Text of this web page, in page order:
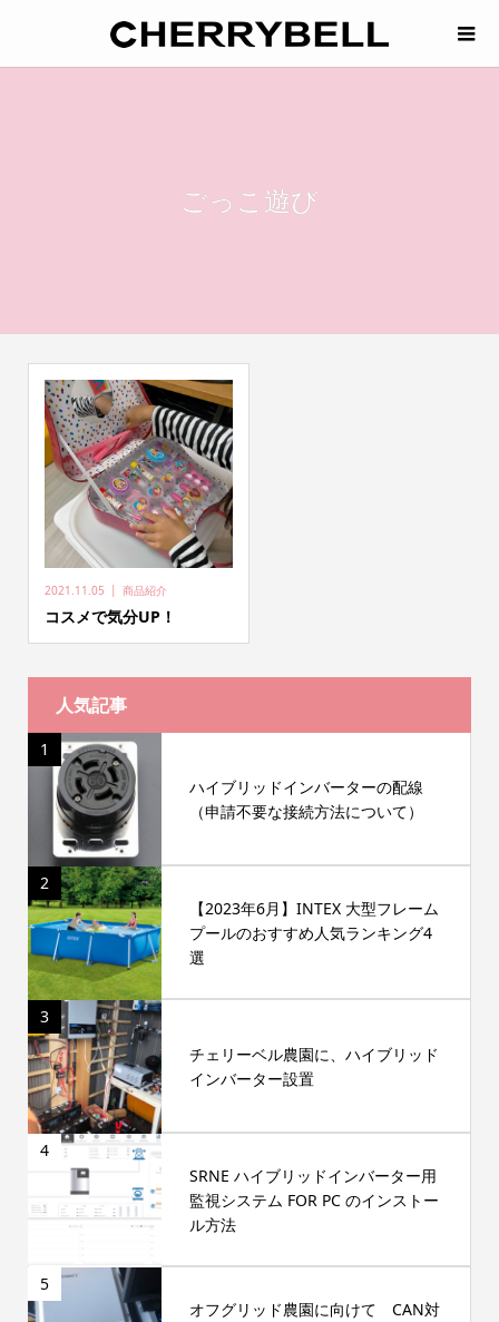
ごっこ遊び
2021.11.05 商品紹介
コスメで気分UP！
人気記事
1
ハイブリッドインバーターの配線
（申請不要な接続方法について）
2
【2023年6月】INTEX 大型フレーム
プールのおすすめ人気ランキング4
選
3
チェリーベル農園に、ハイブリッド
インバーター設置
4
SRNE ハイブリッドインバーター用
監視システム FOR PC のインストー
ル方法
5
オフグリッド農園に向けて CAN対